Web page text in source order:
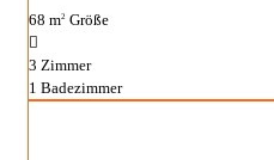
68 m2 Größe
3 Zimmer
1 Badezimmer